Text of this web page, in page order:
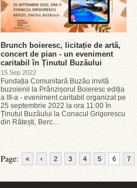
Brunch boieresc, licitație de artă,
concert de pian - un eveniment
caritabil în Ținutul Buzăului
15 Sep 2022
Fundația Comunitară Buzău invită
buzoienii la Prânzișorul Boieresc ediția
a III-a - eveniment caritabil organizat pe
25 septembrie 2022 la ora 11:00 în
Ținutul Buzăului la Conacul Grigorescu
din Rătești, Berc...
Page: « ‹ 2 3 4 5 6 7